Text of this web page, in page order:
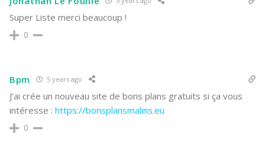
Super Liste merci beaucoup !
0
Bpm 5 years ago
J’ai crée un nouveau site de bons plans gratuits si ça vous
intéresse : https://bonsplansmalins.eu
0